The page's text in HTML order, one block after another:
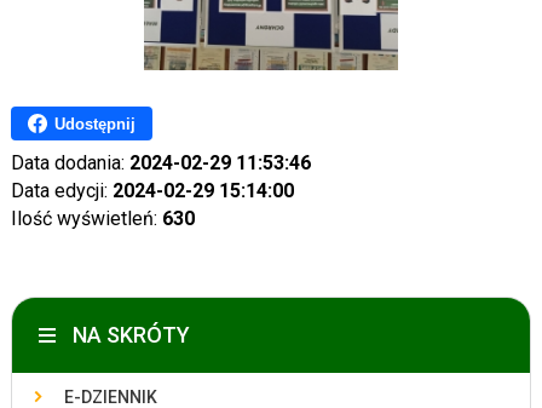
Udostępnij
Data dodania: 2024-02-29 11:53:46
Data edycji: 2024-02-29 15:14:00
Ilość wyświetleń: 630
NA SKRÓTY
E-DZIENNIK